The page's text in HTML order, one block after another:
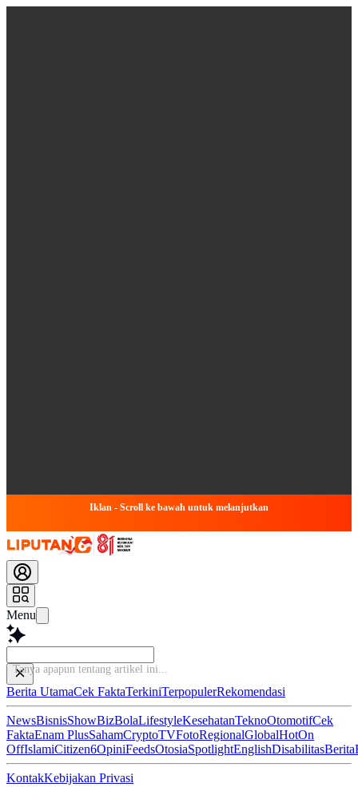
Iklan - Scroll ke bawah untuk melanjutkan
Menu
Tanya apapun tentang artik
Berita UtamaCek FaktaTerkiniTerpopulerRekomendasi
NewsBisnisShowBizBolaLifestyleKesehatanTeknoOtomotifCek
FaktaEnam PlusSahamCryptoTVFotoRegionalGlobalHotOn
OffIslamiCitizen6OpiniFeedsOtosiaSpotlightEnglishDisabilitasBerita
KontakKebijakan Privasi